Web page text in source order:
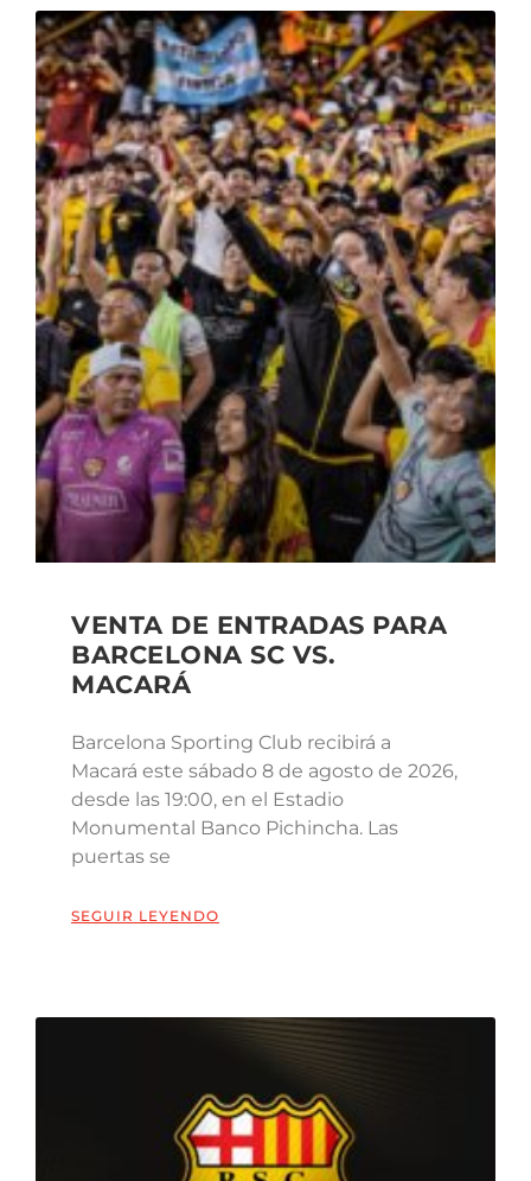
VENTA DE ENTRADAS PARA
BARCELONA SC VS.
MACARÁ
Barcelona Sporting Club recibirá a
Macará este sábado 8 de agosto de 2026,
desde las 19:00, en el Estadio
Monumental Banco Pichincha. Las
puertas se
SEGUIR LEYENDO